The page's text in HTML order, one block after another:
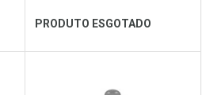
Ver Desconto Convênio
PRODUTO ESGOTADO